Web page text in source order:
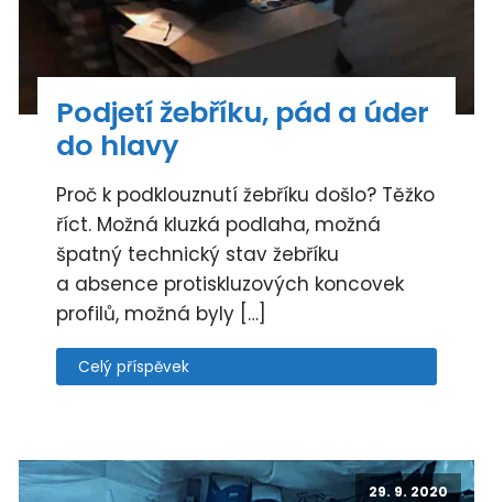
Podjetí žebříku, pád a úder
do hlavy
Proč k podklouznutí žebříku došlo? Těžko
říct. Možná kluzká podlaha, možná
špatný technický stav žebříku
a absence protiskluzových koncovek
profilů, možná byly […]
Celý příspěvek
29. 9. 2020